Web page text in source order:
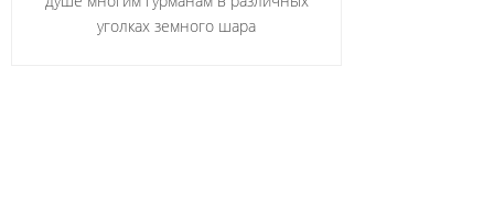
уголках земного шара